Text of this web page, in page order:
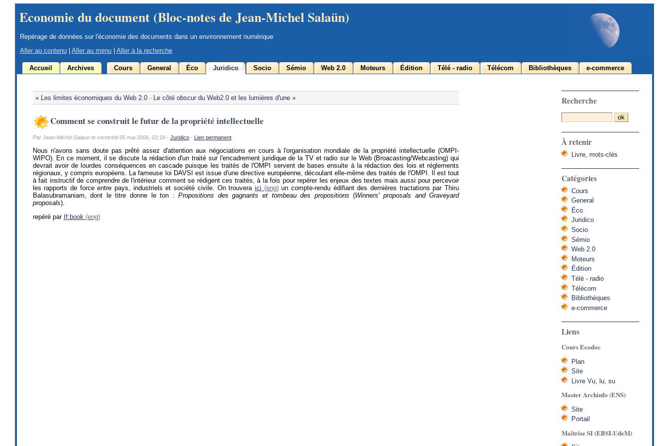
Economie du document (Bloc-notes de Jean-Michel Salaün)
Repérage de données sur l'économie des documents dans un environnement numérique
Aller au contenu |Aller au menu |Aller à la recherche
Accueil Archives Cours General Éco Juridico Socio Sémio Web 2.0 Moteurs Édition Télé - radio Télécom Bibliothèques e-commerce
« Les limites économiques du Web 2.0 - Le côté obscur du Web2.0 et les lumières d'une »
Comment se construit le futur de la propriété intellectuelle
Par Jean-Michel Salaun le vendredi 05 mai 2006, 02:18 - Juridico- Lien permanent
Nous n'avons sans doute pas prêté assez d'attention aux négociations en cours à l'organisation mondiale de la propriété intellectuelle (OMPI-
WIPO). En ce moment, il se discute la rédaction d'un traité sur l'encadrement juridique de la TV et radio sur le Web (Broacasting/Webcasting) qui
devrait avoir de lourdes conséquences en cascade puisque les traités de l'OMPI servent de bases ensuite à la rédaction des lois et réglements
régionaux, y compris européens. La fameuse loi DAVSI est issue d'une directive européenne, découlant elle-même des traités de l'OMPI. Il est tout
à fait instructif de comprendre de l'intérieur comment se rédigent ces traités, à la fois pour repérer les enjeux des textes mais aussi pour percevoir
les rapports de force entre pays, industriels et société civile. On trouvera ici
un compte-rendu édifiant des dernières tractations par Thiru
Balasubramaniam, dont le titre donne le ton :Propositions des gagnants et tombeau des propositions (Winners' proposals and Graveyard
proposals).
repéré par If:book
Recherche
À retenir
Livre, mots-clés
Catégories
Cours
General
Éco
Juridico
Socio
Sémio
Web 2.0
Moteurs
Édition
Télé - radio
Télécom
Bibliothèques
e-commerce
Liens
Cours Ecodoc
Plan
Site
Livre Vu, lu, su
Master Archinfo (ENS)
Site
Portail
Maîtrise SI (EBSI-UdeM)